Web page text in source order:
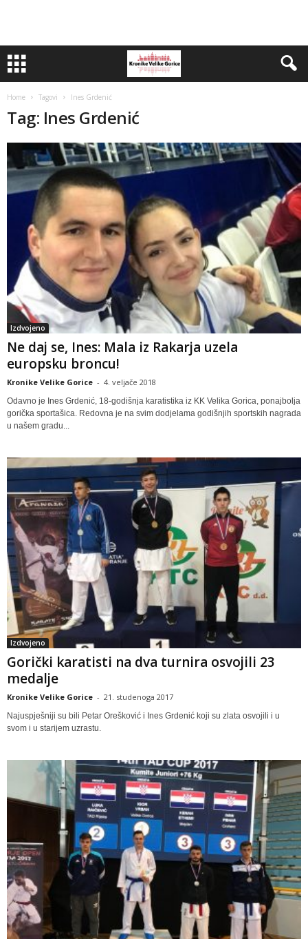
Home Tagovi Ines Grdenić
Tag: Ines Grdenić
Izdvojeno
Ne daj se, Ines: Mala iz Rakarja uzela
europsku broncu!
Kronike Velike Gorice - 4. veljače 2018
Odavno je Ines Grdenić, 18-godišnja karatistika iz KK Velika Gorica, ponajbolja
gorička sportašica. Redovna je na svim dodjelama godišnjih sportskih nagrada
u našem gradu...
Izdvojeno
Gorički karatisti na dva turnira osvojili 23
medalje
Kronike Velike Gorice - 21. studenoga 2017
Najuspješniji su bili Petar Orešković i Ines Grdenić koji su zlata osvojili i u
svom i u starijem uzrastu.